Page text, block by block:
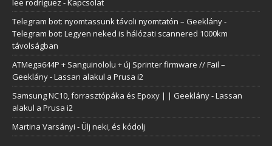
lee rodriguez -Kapcsolat
Telegram bot: nyomtassunk távoli nyomtatón – Geeklány-
Telegram bot: Legyen neked is hálózati scannered 1000km
távolságban
ATMega644P + Sanguinololu + új Sprinter firmware // Fail –
Geeklány-Lassan alakul a Prusa i2
Samsung NC10, forrasztópáka és Epoxy | | Geeklány-Lassan
alakul a Prusa i2
Martina Varsányi -Ülj neki, és kódolj